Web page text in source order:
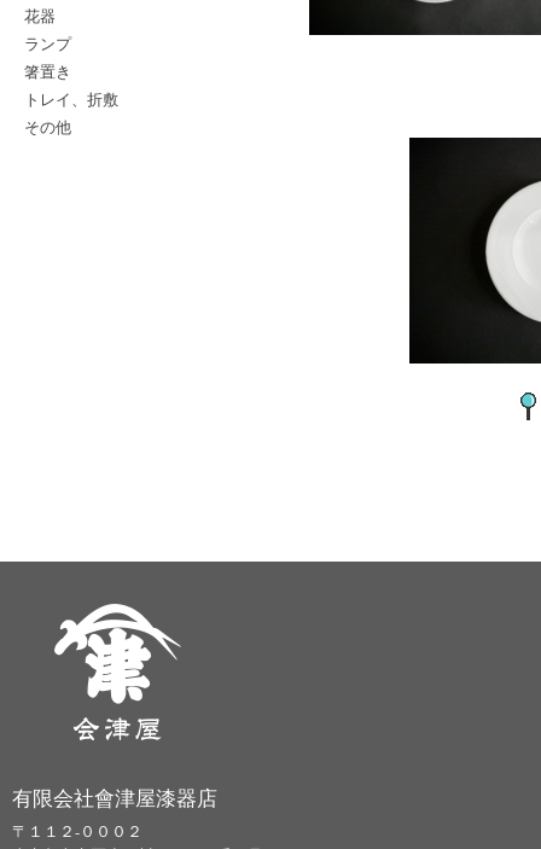
花器
ランプ
箸置き
トレイ、折敷
その他
有限会社會津屋漆器店
〒１１２-０００２